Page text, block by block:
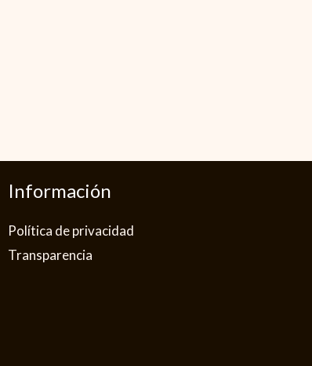
Información
Política de privacidad​
Transparencia